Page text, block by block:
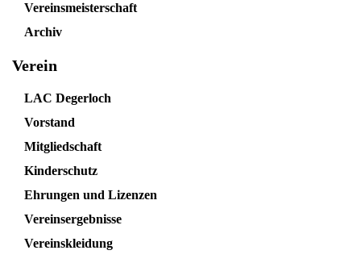
Vereinsmeisterschaft
Archiv
Verein
LAC Degerloch
Vorstand
Mitgliedschaft
Kinderschutz
Ehrungen und Lizenzen
Vereinsergebnisse
Vereinskleidung